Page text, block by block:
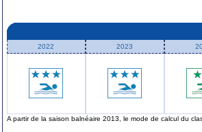
2022 2023
A partir de la saison balnéaire 2013, le mode de calcul du